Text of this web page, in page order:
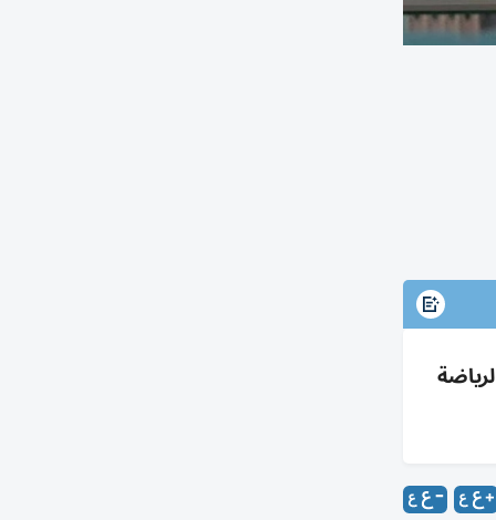
وعلوم الرياضة